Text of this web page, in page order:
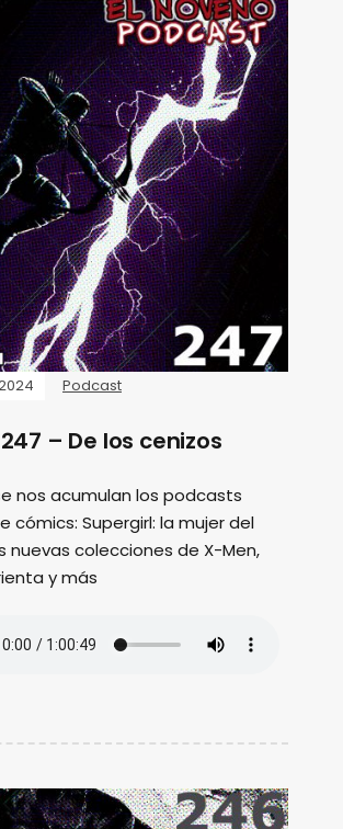
Podcast
– De los cenizos
nos acumulan los podcasts
cómics: Supergirl: la mujer del
nuevas colecciones de X-Men,
y más